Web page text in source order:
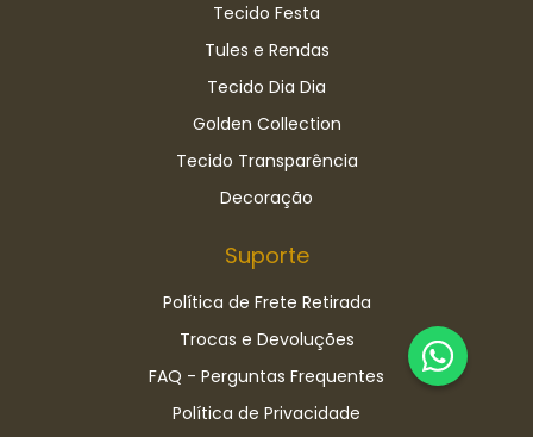
Tecido Festa
Tules e Rendas
Tecido Dia Dia
Golden Collection
Tecido Transparência
Decoração
Suporte
Política de Frete Retirada
Trocas e Devoluções
FAQ - Perguntas Frequentes
Política de Privacidade